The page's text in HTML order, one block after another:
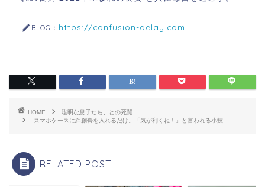
BLOG： https://confusion-delay.com
HOME
聡明な息子たち、との死闘
スマホケースに絆創膏を入れるだけ。「気が利くね！」と言われる小技
RELATED POST